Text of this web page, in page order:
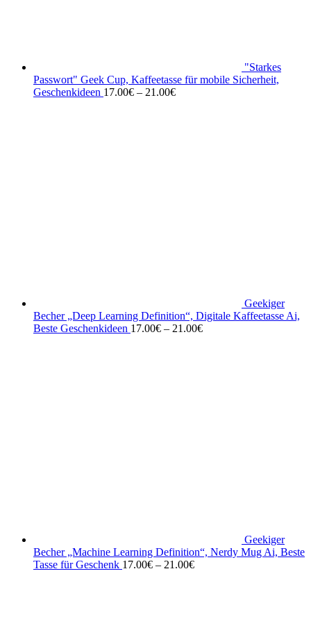
"Starkes
Passwort" Geek Cup, Kaffeetasse für mobile Sicherheit,
Geschenkideen 17.00€ – 21.00€
Geekiger
Becher „Deep Learning Definition“, Digitale Kaffeetasse Ai,
Beste Geschenkideen 17.00€ – 21.00€
Geekiger
Becher „Machine Learning Definition“, Nerdy Mug Ai, Beste
Tasse für Geschenk 17.00€ – 21.00€